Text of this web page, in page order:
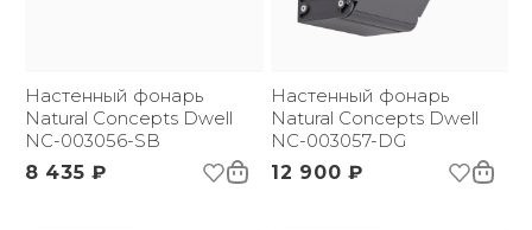
Настенный фонарь
Natural Concepts Dwell
NC-003056-SB
8 435 ₽
Настенный фонарь
Natural Concepts Dwell
NC-003057-DG
12 900 ₽